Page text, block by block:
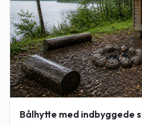
Bålhytte med indbyggede